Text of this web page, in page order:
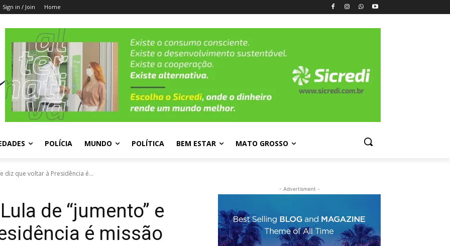
Sign in / Join Home
POLÍCIA MUNDO POLÍTICA BEM ESTAR MATO GROSSO
diz que voltar à Presidência é...
de “jumento” e
é missão
- Advertisment -